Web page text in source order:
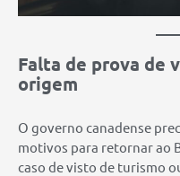
Falta de prova de
origem
O governo canadense
motivos para retornar ao
caso de visto de turismo